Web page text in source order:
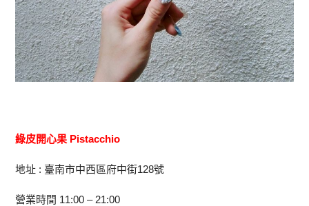
綠皮開心果 Pistacchio
地址 : 臺南市中西區府中街128號
營業時間 11:00 – 21:00